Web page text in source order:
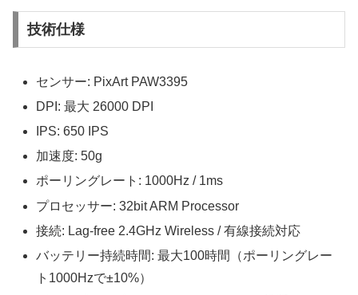
技術仕様
センサー: PixArt PAW3395
DPI: 最大 26000 DPI
IPS: 650 IPS
加速度: 50g
ポーリングレート: 1000Hz / 1ms
プロセッサー: 32bit ARM Processor
接続: Lag-free 2.4GHz Wireless / 有線接続対応
バッテリー持続時間: 最大100時間（ポーリングレー
ト1000Hzで±10%）